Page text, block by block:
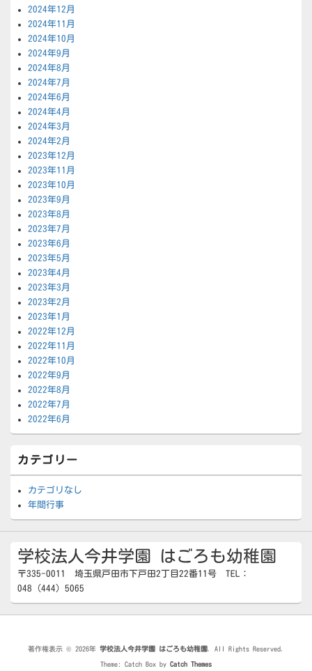
2024年12月
2024年11月
2024年10月
2024年9月
2024年8月
2024年7月
2024年6月
2024年4月
2024年3月
2024年2月
2023年12月
2023年11月
2023年10月
2023年9月
2023年8月
2023年7月
2023年6月
2023年5月
2023年4月
2023年3月
2023年2月
2023年1月
2022年12月
2022年11月
2022年10月
2022年9月
2022年8月
2022年7月
2022年6月
カテゴリー
カテゴリなし
年間行事
学校法人今井学園 はごろも幼稚園
〒335-0011 埼玉県戸田市下戸田2丁目22番11号 TEL：
048（444）5065
著作権表示 © 2026年 学校法人今井学園 はごろも幼稚園 . All Rights Reserved.
Theme: Catch Box by Catch Themes